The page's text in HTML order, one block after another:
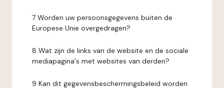
7 Worden uw persoonsgegevens buiten de
Europese Unie overgedragen?
8 Wat zijn de links van de website en de sociale
mediapagina's met websites van derden?
9 Kan dit gegevensbeschermingsbeleid worden